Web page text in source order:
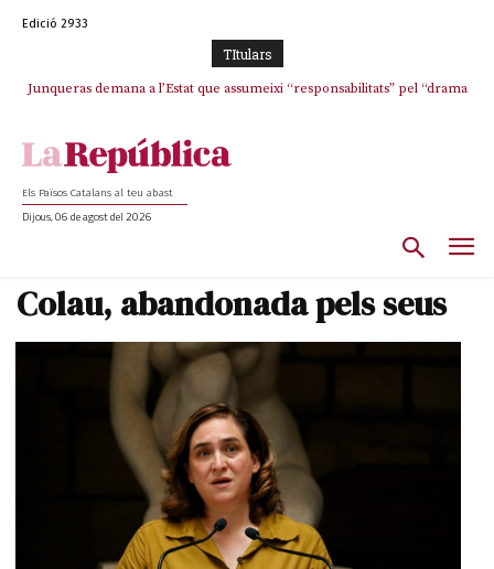
Edició 2933
TItulars
Junqueras demana a l’Estat que assumeixi “responsabilitats” pel “drama
L’abandonament de les seleccions catalanes per part de la UFEC
Els Països Catalans al teu abast
Dijous, 06 de agost del 2026
Colau, abandonada pels seus